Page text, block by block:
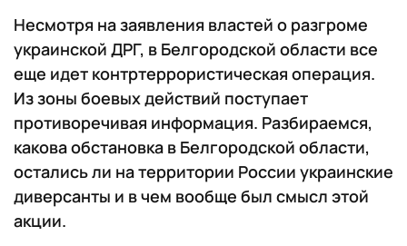
Несмотря на заявления властей о разгроме
украинской ДРГ, в Белгородской области все
еще идет контртеррористическая операция.
Из зоны боевых действий поступает
противоречивая информация. Разбираемся,
какова обстановка в Белгородской области,
остались ли на территории России украинские
диверсанты и в чем вообще был смысл этой
акции.